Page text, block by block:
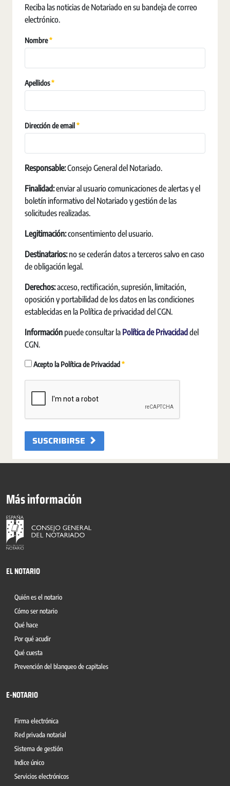
Reciba las noticias de Notariado en su bandeja de correo
electrónico.
Nombre Obligatori
Apellidos Obligatori
Dirección de email Obligatori
Responsable:Consejo General del Notariado.
Finalidad:enviar al usuario comunicaciones de alertas y el
boletín informativo del Notariado y gestión de las
solicitudes realizadas.
Legitimación:consentimiento del usuario.
Destinatarios:no se cederán datos a terceros salvo en caso
de obligación legal.
Derechos:acceso, rectificación, supresión, limitación,
oposición y portabilidad de los datos en las condiciones
establecidas en la Política de privacidad del CGN.
Información puede consultar la Política de Privacidad del
CGN.
Acepto la Política de Privacidad Obligatori
SUSCRIBIRSE
Más información
EL NOTARIO
Quién es el notario
Cómo ser notario
Qué hace
Por qué acudir
Qué cuesta
Prevención del blanqueo de capitales
E-NOTARIO
Firma electrónica
Red privada notarial
Sistema de gestión
Indice único
Servicios electrónicos